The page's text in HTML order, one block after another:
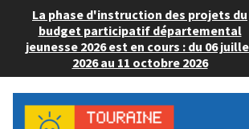
La phase d'instruction des projets du
budget participatif départemental
jeunesse 2026 est en cours : du 06
2026 au 11 octobre 2026
Panneau de gestion des cookies